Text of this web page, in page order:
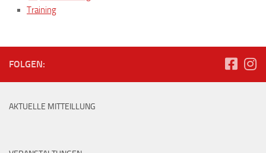
Training
FOLGEN:
AKTUELLE MITTEILLUNG